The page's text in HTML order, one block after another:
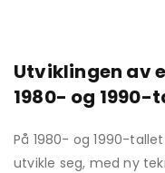
Utviklingen av
1980- og 1990-
På 1980- og 1990-
utvikle seg, med ny